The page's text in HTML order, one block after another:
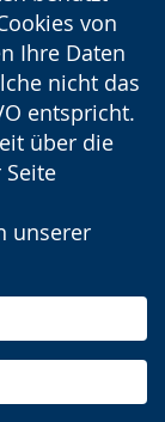
von
Ihre Daten
nicht das
entspricht.
über die
unserer